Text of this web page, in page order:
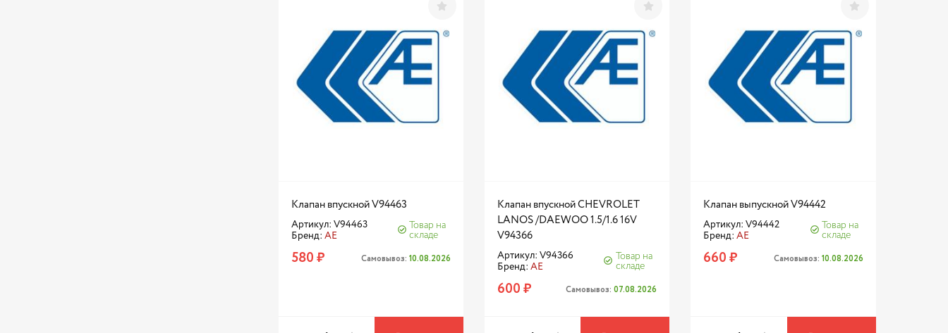
Клапан впускной V94463
Артикул: V94463
Бренд: AE
Товар на
складе
580 ₽ Самовывоз: 10.08.2026
Клапан впускной CHEVROLET
LANOS /DAEWOO 1.5/1.6 16V
V94366
Артикул: V94366
Бренд: AE
Товар на
складе
600 ₽ Самовывоз:07.08.2026
Клапан выпускной V94442
Артикул: V94442
Бренд:AE
Товар на
складе
660 ₽ Самовывоз: 10.08.2026